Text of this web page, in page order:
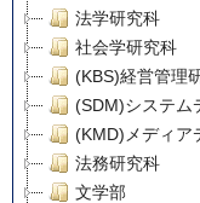
法学研究科
社会学研究科
(KBS)経営管理
(SDM)システム
(KMD)メディア
法務研究科
文学部